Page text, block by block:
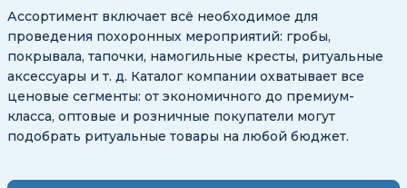
Ассортимент включает всё необходимое для
проведения похоронных мероприятий: гробы,
покрывала, тапочки, намогильные кресты, ритуальные
аксессуары и т. д. Каталог компании охватывает все
ценовые сегменты: от экономичного до премиум-
класса, оптовые и розничные покупатели могут
подобрать ритуальные товары на любой бюджет.